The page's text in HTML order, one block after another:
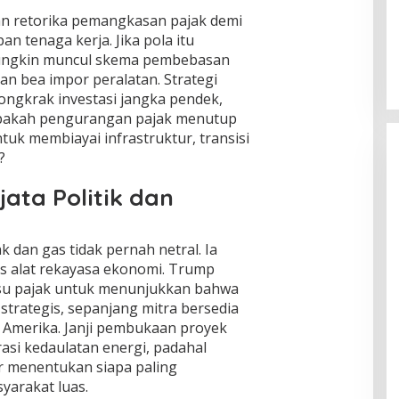
retorika pemangkasan pajak demi
tenaga kerja. Jika pola itu
muncul skema pembebasan
bea impor peralatan. Strategi
investasi jangka pendek,
pengurangan pajak menutup
membiayai infrastruktur, transisi
Politik dan
dan gas tidak pernah netral. Ia
alat rekayasa ekonomi. Trump
pajak untuk menunjukkan bahwa
sepanjang mitra bersedia
Janji pembukaan proyek
kedaulatan energi, padahal
siapa paling
luas.
Global Krisis Air, Nuklir Prancis Ikut
Tersengat
Di Isu Global | Agustus 5, 2026